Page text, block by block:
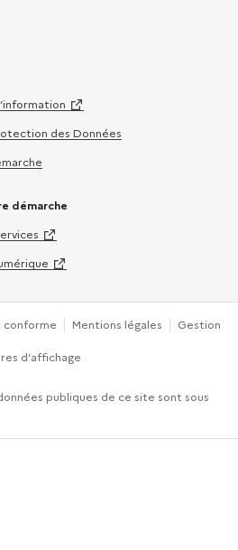
des Données
démarche
conforme Mentions légales Gestion
d’affichage
publiques de ce site sont sous